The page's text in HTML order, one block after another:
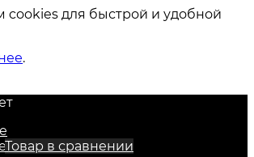
cookies для быстрой и удобной
.
Товар в сравнении